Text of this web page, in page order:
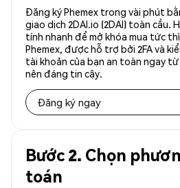
Đăng ký Phemex trong vài phút
giao dịch 2DAI.io (2DAI) toàn cầu.
tính nhanh để mở khóa mua tức
Phemex, được hỗ trợ bởi 2FA và
tài khoản của bạn an toàn ngay
nên đáng tin cậy.
Đăng ký ngay
Bước 2. Chọn
toán